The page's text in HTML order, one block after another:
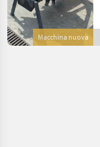
Macchina nuova